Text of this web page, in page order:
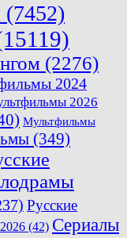
(7452)
(2276)
2024
2026
Мультфильмы
(349)
Русские
(42) Сериалы